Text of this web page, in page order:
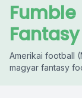
Fumble
Fantasy
Amerikai football
magyar fantasy